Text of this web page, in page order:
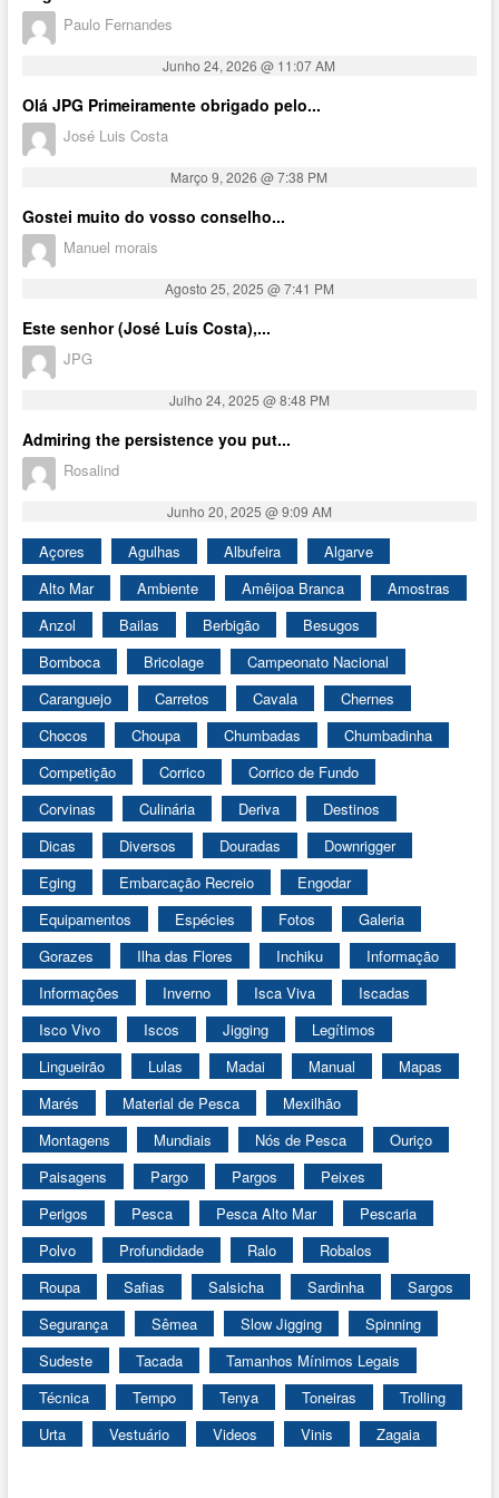
Paulo Fernandes
Junho 24, 2026 @ 11:07 AM
Olá JPG Primeiramente obrigado pelo...
José Luis Costa
Março 9, 2026 @ 7:38 PM
Gostei muito do vosso conselho...
Manuel morais
Agosto 25, 2025 @ 7:41 PM
Este senhor (José Luís Costa),...
JPG
Julho 24, 2025 @ 8:48 PM
Admiring the persistence you put...
Rosalind
Junho 20, 2025 @ 9:09 AM
Açores Agulhas Albufeira
Algarve
Alto Mar
Ambiente Amêijoa Branca
Amostras
Anzol
Bailas Berbigão
Besugos
Bomboca
Bricolage
Campeonato Nacional
Caranguejo
Carretos Cavala
Chernes
Chocos
Choupa Chumbadas
Chumbadinha
Competição
Corrico
Corrico de Fundo
Corvinas
Culinária Deriva
Destinos
Dicas
Diversos Douradas
Downrigger
Eging
Embarcação Recreio
Engodar
Equipamentos
Espécies Fotos
Galeria
Gorazes
Ilha das Flores Inchiku
Informação
Informações
Inverno Isca Viva
Iscadas
Isco Vivo
Iscos Jigging
Legítimos
Lingueirão
Lulas Madai Manual
Mapas
Marés
Material de Pesca
Mexilhão
Montagens
Mundiais Nós de Pesca
Ouriço
Paisagens
Pargo Pargos
Peixes
Perigos
Pesca Pesca Alto Mar
Pescaria
Polvo
Profundidade Ralo
Robalos
Roupa
Safias Salsicha Sardinha
Sargos
Segurança
Sêmea Slow Jigging
Spinning
Sudeste
Tacada
Tamanhos Mínimos Legais
Técnica
Tempo Tenya Toneiras
Trolling
Urta
Vestuário Videos Vinis Zagaia